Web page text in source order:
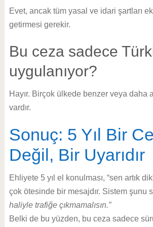
Evet, ancak tüm yasal ve idari şartları
getirmesi gerekir.
Bu ceza sadece
uygulanıyor?
Hayır. Birçok ülkede benzer veya daha
vardır.
Sonuç: 5 Yıl Bir
Değil, Bir Uyarıdır
Ehliyete 5 yıl el konulması, “sen artık
çok ötesinde bir mesajdır. Sistem şunu
haliyle trafiğe çıkmamalısın.”
Belki de bu yüzden, bu ceza sadece